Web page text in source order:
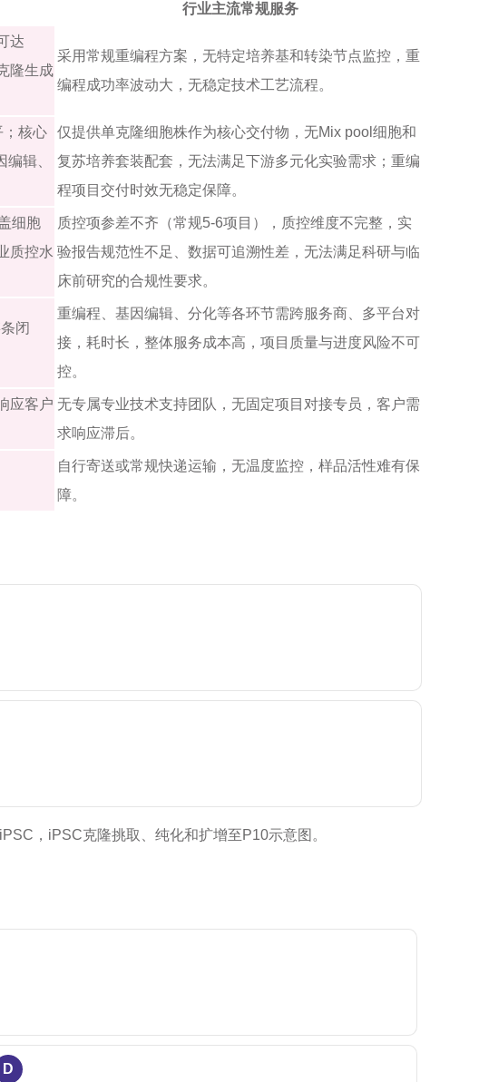
行业主流常规服务
达
隆生成
采用常规重编程方案，无特定培养基和转染节点监控，重
编程成功率波动大，无稳定技术工艺流程。
；核心
辑、
仅提供单克隆细胞株作为核心交付物，无Mix pool细胞和
复苏培养套装配套，无法满足下游多元化实验需求；重编
程项目交付时效无稳定保障。
细胞
质控水
质控项参差不齐（常规5-6项目），质控维度不完整，实
验报告规范性不足、数据可追溯性差，无法满足科研与临
床前研究的合规性要求。
闭
重编程、基因编辑、分化等各环节需跨服务商、多平台对
接，耗时长，整体服务成本高，项目质量与进度风险不可
控。
应客户 无专属专业技术支持团队，无固定项目对接专员，客户需
求响应滞后。
自行寄送或常规快递运输，无温度监控，样品活性难有保
障。
，iPSC克隆挑取、纯化和扩增至P10示意图。
D